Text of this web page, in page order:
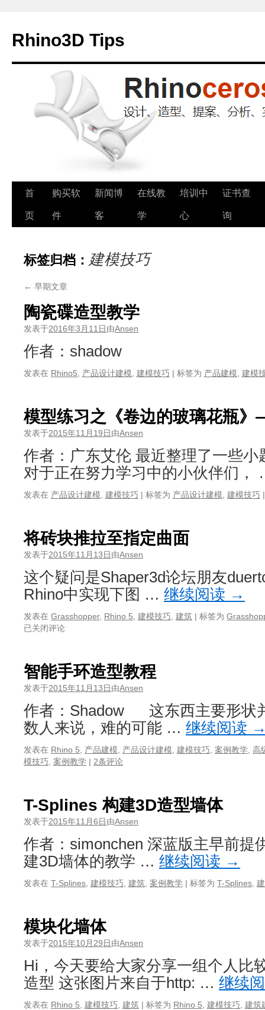
Rhino3D Tips
跳
至
文
首
页
购买软
件
新闻博
客
在线教
学
培训中
心
证书查
询
标签归档： 建模技巧
← 早期文章
陶瓷碟造型教学
发表于2016年3月11日由Ansen
作者：shadow
发表在 Rhino5 产品设计建模 建模技巧 | 标签为 产品建模 建模
模型练习之《卷边的玻璃花瓶
发表于2015年11月19日由Ansen
作者：广东艾伦 最近整理了一些小
对于正在努力学习中的小伙伴们
发表在 产品设计建模 建模技巧 | 标签为 产品设计建模 建模技巧 |
将砖块推拉至指定曲面
发表于2015年11月13日由Ansen
这个疑问是Shaper3d论坛朋友
Rhino中实现下图 … 继续阅读 →
发表在 Grasshopper, Rhino 5 建模技巧 建筑 | 标签为
已关闭评论
智能手环造型教程
发表于2015年11月13日由Ansen
作者：Shadow 这东西主要形状
数人来说，难的可能 … 继续阅读
发表在 Rhino 5 产品建模 产品设计建模 建模技巧 案例教学 高
模技巧 案例教学 | 2条评论
T-Splines 构建3D造型墙体
发表于2015年11月6日由Ansen
作者：simonchen 深蓝版主早前提
建3D墙体的教学 … 继续阅读 →
发表在 T-Splines 建模技巧 建筑 案例教学 | 标签为 T-Splines
模块化墙体
发表于2015年10月29日由Ansen
Hi，今天要给大家分享一组个人比
造型 这张图片来自于http: … 继续
发表在 Rhino 5 建模技巧 建筑 | 标签为 Rhino 5 建模技巧 建筑